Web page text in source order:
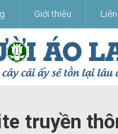
Giới thiệu
truyền